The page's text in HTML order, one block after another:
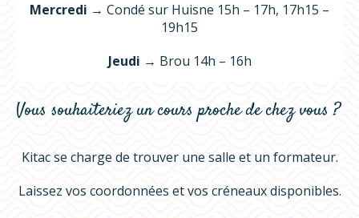
Mercredi → Condé sur Huisne 15h – 17h, 17h15 –
19h15
Jeudi → Brou 14h – 16h
Vous souhaiteriez un cours proche de chez vous ?
Kitac se charge de trouver une salle et un formateur.
Laissez vos coordonnées et vos créneaux disponibles.